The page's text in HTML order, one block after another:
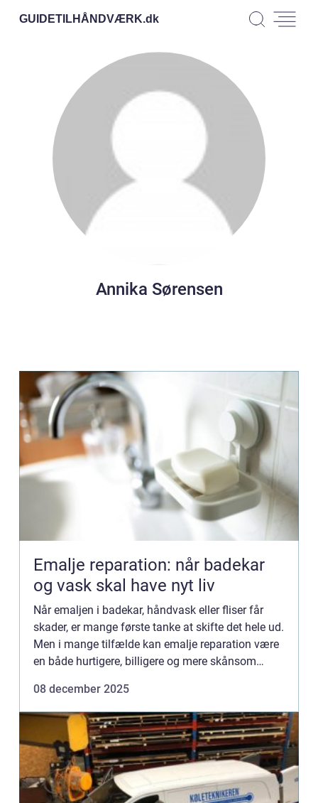
GUIDETILHÅNDVÆRK.dk
Annika Sørensen
Emalje reparation: når badekar
og vask skal have nyt liv
Når emaljen i badekar, håndvask eller fliser får
skader, er mange første tanke at skifte det hele ud.
Men i mange tilfælde kan emalje reparation være
en både hurtigere, billigere og mere skånsom
08 december 2025